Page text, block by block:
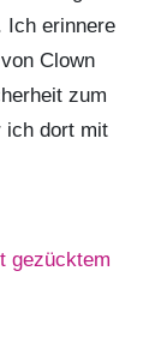
Ich erinnere
Clown
zum
ich dort mit